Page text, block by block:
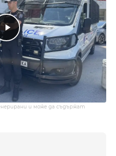
и може да съдържат